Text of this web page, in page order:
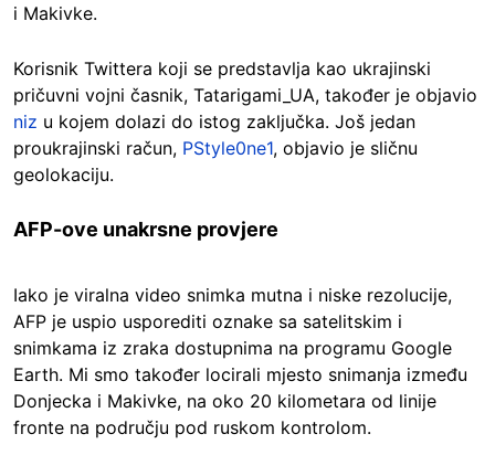
i Makivke.
Korisnik Twittera koji se predstavlja kao ukrajinski
pričuvni vojni časnik, Tatarigami_UA, također je objavio
niz u kojem dolazi do istog zaključka. Još jedan
proukrajinski račun, PStyle0ne1, objavio je sličnu
geolokaciju.
AFP-ove unakrsne provjere
Iako je viralna video snimka mutna i niske rezolucije,
AFP je uspio usporediti oznake sa satelitskim i
snimkama iz zraka dostupnima na programu Google
Earth. Mi smo također locirali mjesto snimanja između
Donjecka i Makivke, na oko 20 kilometara od linije
fronte na području pod ruskom kontrolom.